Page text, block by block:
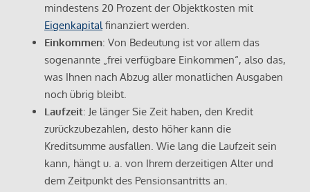
mindestens 20 Prozent der Objektkosten mit
Eigenkapital finanziert werden.
Einkommen: Von Bedeutung ist vor allem das
sogenannte „frei verfügbare Einkommen“, also das,
was Ihnen nach Abzug aller monatlichen Ausgaben
noch übrig bleibt.
Laufzeit: Je länger Sie Zeit haben, den Kredit
zurückzubezahlen, desto höher kann die
Kreditsumme ausfallen. Wie lang die Laufzeit sein
kann, hängt u. a. von Ihrem derzeitigen Alter und
dem Zeitpunkt des Pensionsantritts an.